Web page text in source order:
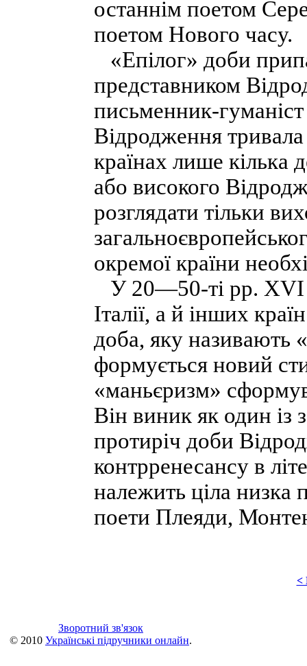
останнім поетом
поетом Нового часу.
«Епілог» доби
представником
письменник-
Відродження тривала
країнах лише кілька
або високого
розглядати тільки
окремої країни
У 20—50-ті pp. XVI
Італії, а й інших
доба, яку називають
формується новий
«маньєризм»
Він виник як один із
протиріч доби
контрренесансу в
належить ціла низка
поети Плеяди,
<
Зворотний зв'язок
© 2010 Українські підручники онлайн.